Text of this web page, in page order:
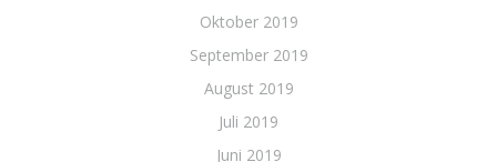
Oktober 2019
September 2019
August 2019
Juli 2019
Juni 2019